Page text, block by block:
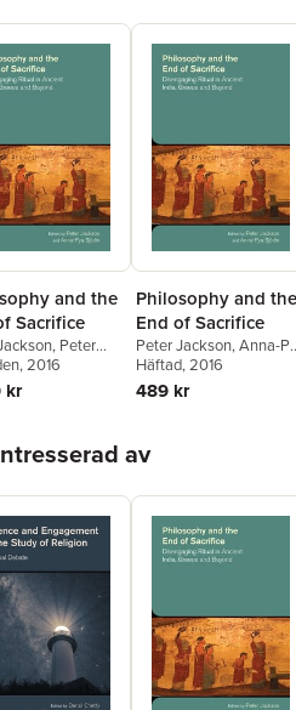
and the
Sacrifice
, Peter
,Anna-Pya
, 2016
kr
Philosophy and the
End of Sacrifice
Peter Jackson,Anna-
Sjodin
Häftad, 2016
489 kr
av